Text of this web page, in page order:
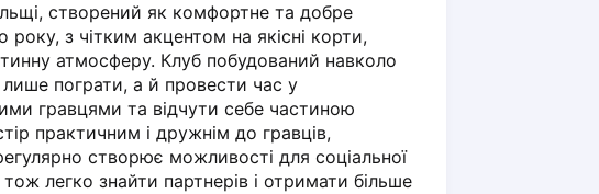
створений як комфортне та добре
з чітким акцентом на якісні корти,
атмосферу. Клуб побудований навколо
пограти, а й провести час у
гравцями та відчути себе частиною
практичним і дружнім до гравців,
створює можливості для соціальної
тож легко знайти партнерів і отримати більше